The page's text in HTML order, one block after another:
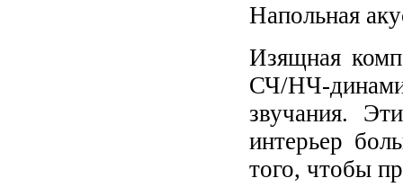
Напольная
Изящная
СЧ/НЧ-
звучания.
интерьер
того, чтобы